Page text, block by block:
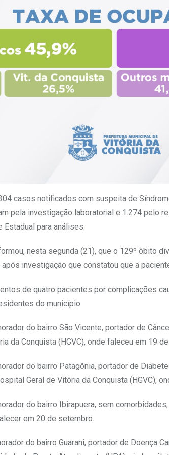
casos notificados com suspeita de
pela investigação laboratorial e 1.274 pelo
Estadual para análises.
nesta segunda (21), que o 129º óbito
investigação que constatou que a
de quatro pacientes por complicações
do município:
do bairro São Vicente, portador de
da Conquista (HGVC), onde faleceu em 19
do bairro Patagônia, portador de
Geral de Vitória da Conquista (HGVC),
do bairro Ibirapuera, sem
em 20 de setembro.
do bairro Guarani, portador de Doença